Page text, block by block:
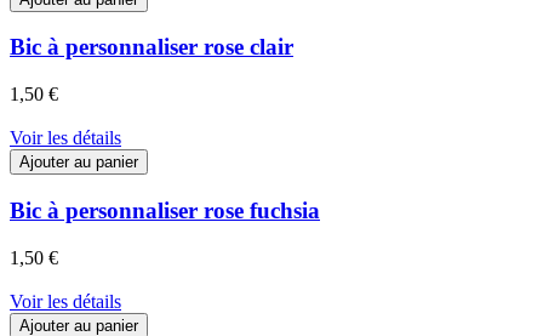
Bic à personnaliser rose clair
1,50 €
Voir les détails
Ajouter au panier
Bic à personnaliser rose fuchsia
1,50 €
Voir les détails
Ajouter au panier